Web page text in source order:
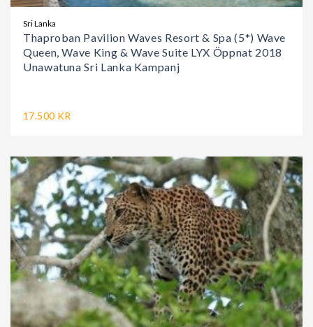
Sri Lanka
Thaproban Pavilion Waves Resort & Spa (5*) Wave
Queen, Wave King & Wave Suite LYX Öppnat 2018
Unawatuna Sri Lanka Kampanj
17.500 KR